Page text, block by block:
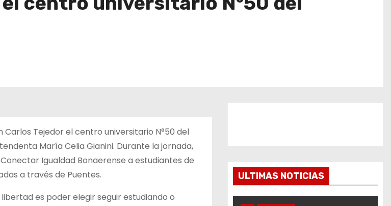
Carlos Tejedor el centro universitario N°50 del
María Celia Gianini. Durante la jornada,
Igualdad Bonaerense a estudiantes de
a través de Puentes.
es poder elegir seguir estudiando o
ULTIMAS NOTICIAS